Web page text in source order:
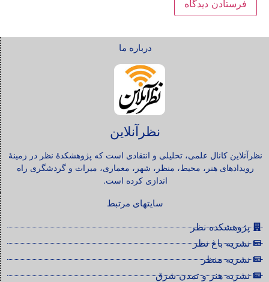
درباره ما
نظرآنلاین
نظرآنلاین کانال علمی، تحلیلی و انتقادی است که پژوهشکدۀ نظر در زمینۀ
رویدادهای هنر، محیط، منظر، شهر، معماری، میراث و گردشگری راه
اندازی کرده است.
سایتهای مرتبط
پژوهشکده نظر
نشریه باغ نظر
نشریه منظر
نشریه هنر و تمدن شرق